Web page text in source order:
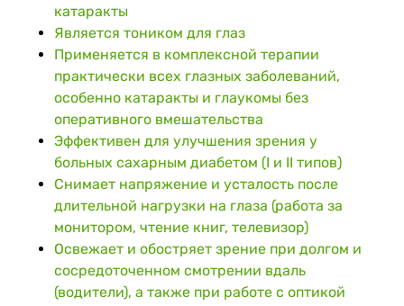
катаракты
Является тоником для глаз
Применяется в комплексной терапии
практически всех глазных заболеваний,
особенно катаракты и глаукомы без
оперативного вмешательства
Эффективен для улучшения зрения у
больных сахарным диабетом (I и II типов)
Снимает напряжение и усталость после
длительной нагрузки на глаза (работа за
монитором, чтение книг, телевизор)
Освежает и обостряет зрение при долгом и
сосредоточенном смотрении вдаль
(водители), а также при работе с оптикой